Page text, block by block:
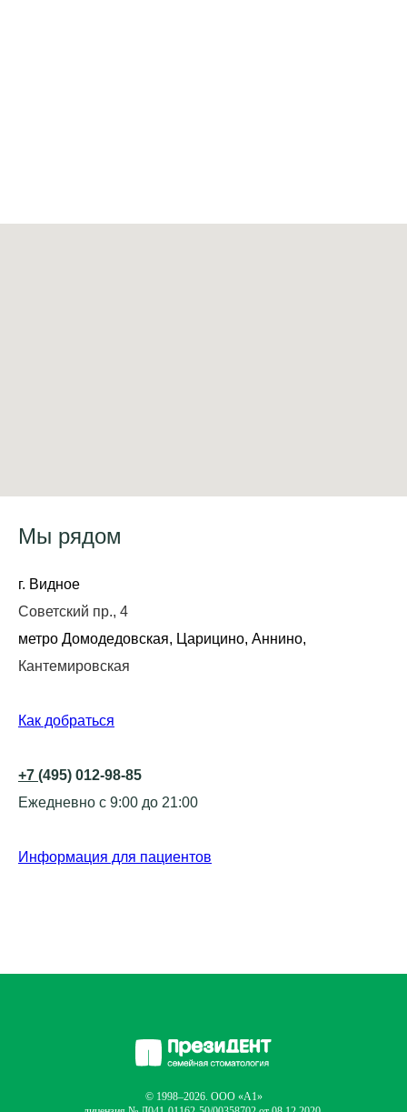
Мы рядом
г. Видное
Советский пр., 4
метро Домодедовская, Царицино, Аннино,
Кантемировская
Как добраться
+7 (495) 012-98-85
Ежедневно с 9:00 до 21:00
Информация для пациентов
© 1998–2026. ООО «А1»